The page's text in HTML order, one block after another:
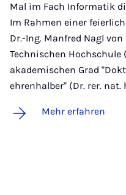
Mal im Fach Informatik
Im Rahmen einer
Dr.-Ing. Manfred Nagl
Technischen Hochschule
akademischen Grad
ehrenhalber" (Dr. rer. nat.
Mehr erfahren